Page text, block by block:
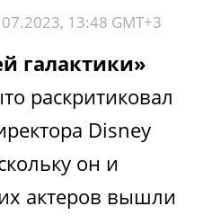
13:48 GMT+3
галактики»
раскритиковал
Disney
он и
актеров вышли